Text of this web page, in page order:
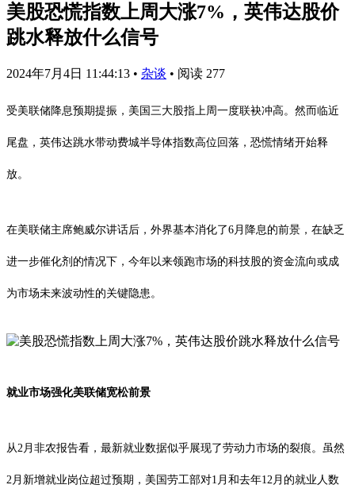
美股恐慌指数上周大涨7%，英伟达股价
跳水释放什么信号
2024年7月4日 11:44:13 • 杂谈 • 阅读 277
受美联储降息预期提振，美国三大股指上周一度联袂冲高。然而临近
尾盘，英伟达跳水带动费城半导体指数高位回落，恐慌情绪开始释
放。
在美联储主席鲍威尔讲话后，外界基本消化了6月降息的前景，在缺乏
进一步催化剂的情况下，今年以来领跑市场的科技股的资金流向或成
为市场未来波动性的关键隐患。
就业市场强化美联储宽松前景
从2月非农报告看，最新就业数据似乎展现了劳动力市场的裂痕。虽然
2月新增就业岗位超过预期，美国劳工部对1月和去年12月的就业人数